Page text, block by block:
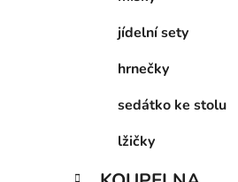
jídelní sety
hrnečky
sedátko ke stolu
lžičky